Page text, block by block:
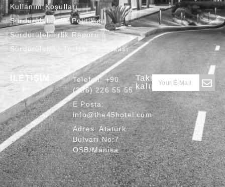
Kullanım Koşulları
Sürdürülebilirlik Politikası
Sürdürülebilirlik Raporu
Sürdürülebilir Turizm Sertifikası
İLETİŞİM Telefon:+90
(236) 226 55 55
E Posta:
info@the45hotel.com
Adres:Atatürk
Bulvarı No:7
OSB/Manisa
Takipte
kalın